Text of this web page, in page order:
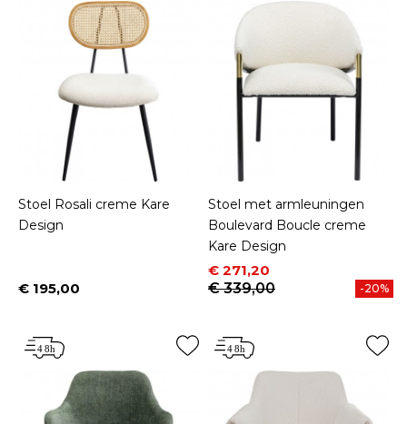
Stoel Rosali creme Kare
Design
Prijs
€ 195,00
Stoel met armleuningen
Boulevard Boucle creme
Kare Design
Prijs
€ 271,20
Normale prijs
€ 339,00
-20%